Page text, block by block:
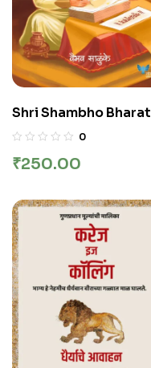
Shri Shambho Bharat
by SALUNKE VAIBHAV
0
₹250.00